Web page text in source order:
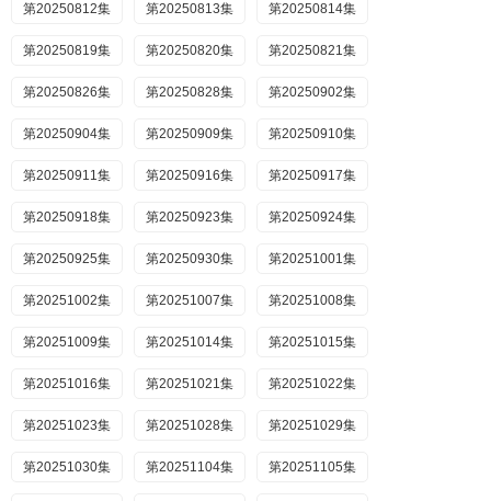
第20250812集 第20250813集 第20250814集
第20250819集 第20250820集 第20250821集
第20250826集 第20250828集 第20250902集
第20250904集 第20250909集 第20250910集
第20250911集 第20250916集 第20250917集
第20250918集 第20250923集 第20250924集
第20250925集 第20250930集 第20251001集
第20251002集 第20251007集 第20251008集
第20251009集 第20251014集 第20251015集
第20251016集 第20251021集 第20251022集
第20251023集 第20251028集 第20251029集
第20251030集 第20251104集 第20251105集